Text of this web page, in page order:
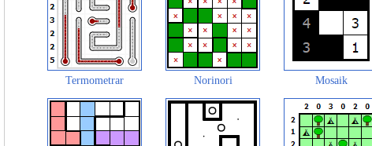
Termometrar Norinori Mosaik